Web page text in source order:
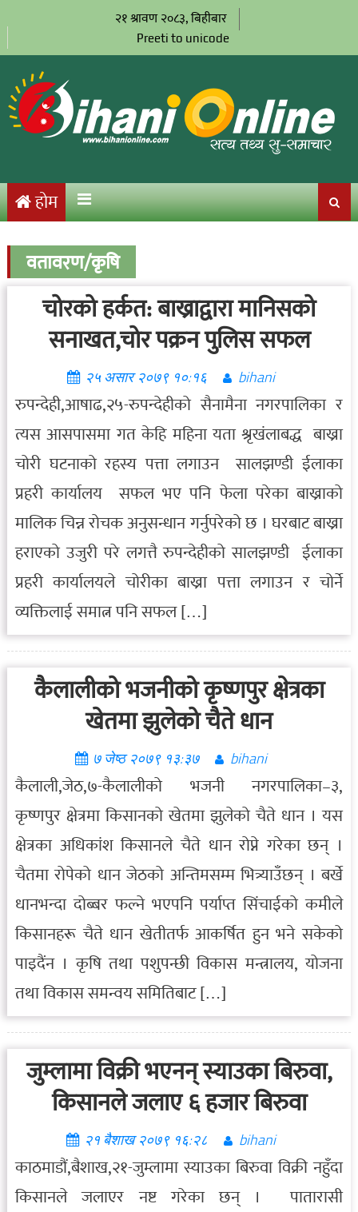
२१ श्रावण २०८३, बिहीबार
Preeti to unicode
होम
वतावरण/कृषि
चोरको हर्कत: बाख्राद्वारा मानिसको
सनाखत,चोर पक्रन पुलिस सफल
२५ असार २०७९ १०:१६ bihani
रुपन्देही,आषाढ,२५-रुपन्देहीको सैनामैना नगरपालिका र
त्यस आसपासमा गत केहि महिना यता श्रृखंलाबद्ध बाख्रा
चोरी घटनाको रहस्य पत्ता लगाउन सालझण्डी ईलाका
प्रहरी कार्यालय सफल भए पनि फेला परेका बाख्राको
मालिक चिन्न रोचक अनुसन्धान गर्नुपरेको छ । घरबाट बाख्रा
हराएको उजुरी परे लगत्तै रुपन्देहीको सालझण्डी ईलाका
प्रहरी कार्यालयले चोरीका बाख्रा पत्ता लगाउन र चोर्ने
व्यक्तिलाई समात्न पनि सफल […]
कैलालीको भजनीको कृष्णपुर क्षेत्रका
खेतमा झुलेको चैते धान
७ जेष्ठ २०७९ १३:३७ bihani
कैलाली,जेठ,७-कैलालीको भजनी नगरपालिका–३,
कृष्णपुर क्षेत्रमा किसानको खेतमा झुलेको चैते धान । यस
क्षेत्रका अधिकांश किसानले चैते धान रोप्ने गरेका छन् ।
चैतमा रोपेको धान जेठको अन्तिमसम्म भित्र्याउँछन् । बर्खे
धानभन्दा दोब्बर फल्ने भएपनि पर्याप्त सिंचाईको कमीले
किसानहरू चैते धान खेतीतर्फ आकर्षित हुन भने सकेको
पाइदैंन । कृषि तथा पशुपन्छी विकास मन्त्रालय, योजना
तथा विकास समन्वय समितिबाट […]
जुम्लामा विक्री भएनन् स्याउका बिरुवा,
किसानले जलाए ६ हजार बिरुवा
२१ बैशाख २०७९ १६:२८ bihani
काठमाडौं,बैशाख,२१-जुम्लामा स्याउका बिरुवा विक्री नहुँदा
किसानले जलाएर नष्ट गरेका छन् । पातारासी